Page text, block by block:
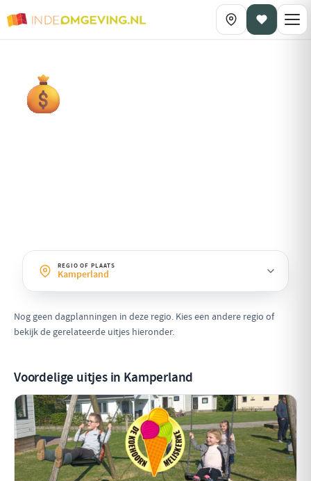
REGIO OF PLAATS
Kamperland
Nog geen dagplanningen in deze regio. Kies een andere regio of
bekijk de gerelateerde uitjes hieronder.
Voordelige uitjes in Kamperland